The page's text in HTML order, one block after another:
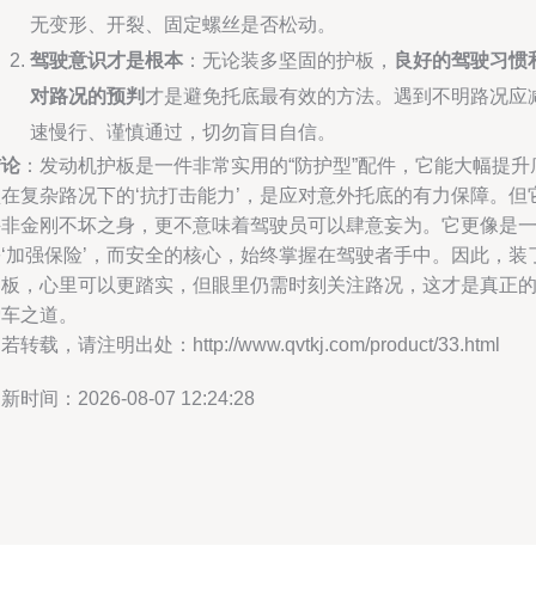
无变形、开裂、固定螺丝是否松动。
驾驶意识才是根本 ：无论装多坚固的护板，
良好的驾驶习惯
对路况的预判 才是避免托底最有效的方法。遇到不明路况应
速慢行、谨慎通过，切勿盲目自信。
：发动机护板是一件非常实用的“防护型”配件，它能大幅提升
复杂路况下的‘抗打击能力’，是应对意外托底的有力保障。但
金刚不坏之身，更不意味着驾驶员可以肆意妄为。它更像是一
加强保险’，而安全的核心，始终掌握在驾驶者手中。因此，装
，心里可以更踏实，但眼里仍需时刻关注路况，这才是真正的
之道。
转载，请注明出处：http://www.qvtkj.com/product/33.html
时间：2026-08-07 12:24:28